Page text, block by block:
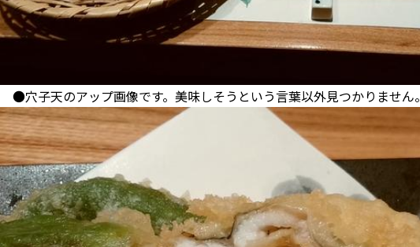
●穴子天のアップ画像です。美味しそうという言葉以外見つかりません。